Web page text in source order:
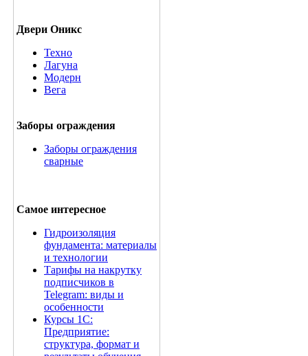
Двери Оникс
Техно
Лагуна
Модерн
Вега
Заборы ограждения
Заборы ограждения
сварные
Самое интересное
Гидроизоляция
фундамента: материалы
и технологии
Тарифы на накрутку
подписчиков в
Telegram: виды и
особенности
Курсы 1С:
Предприятие:
структура, формат и